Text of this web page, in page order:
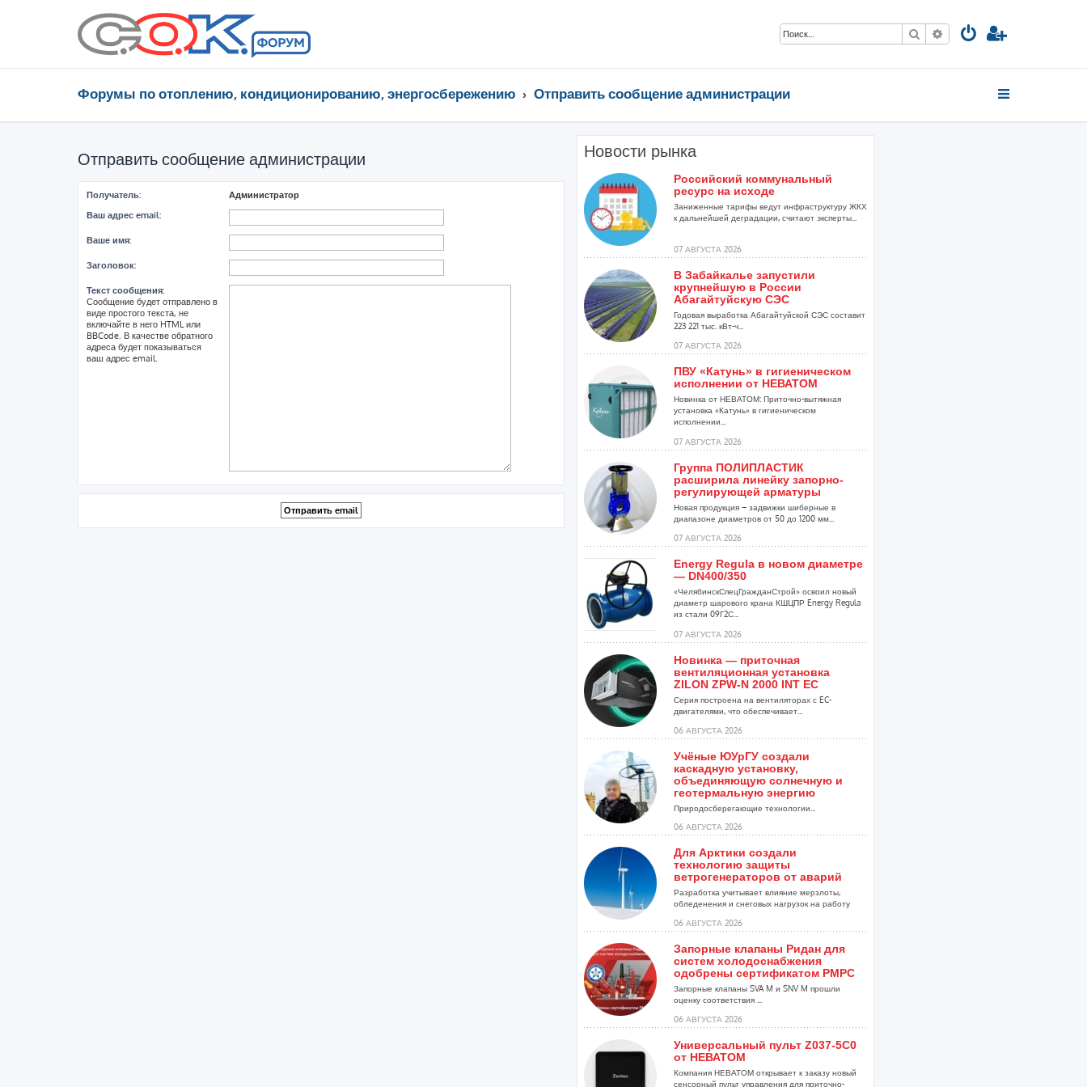
Поиск Расширенный поиск
Форумы по отоплению, кондиционированию, энергосбережению Отправить сообщение администрации
Отправить сообщение администрации
Получатель:
Администратор
Ваш адрес email:
Ваше имя:
Заголовок:
Текст сообщения:
Сообщение будет отправлено в
виде простого текста, не
включайте в него HTML или
BBCode. В качестве обратного
адреса будет показываться
ваш адрес email.
Новости рынка
Российский коммунальный
ресурс на исходе
Заниженные тарифы ведут инфраструктуру ЖКХ
к дальнейшей деградации, считают эксперты...
07 АВГУСТА 2026
В Забайкалье запустили
крупнейшую в России
Абагайтуйскую СЭС
Годовая выработка Абагайтуйской СЭС составит
223 221 тыс. кВт-ч...
07 АВГУСТА 2026
ПВУ «Катунь» в гигиеническом
исполнении от НЕВАТОМ
Новинка от НЕВАТОМ: Приточно-вытяжная
установка «Катунь» в гигиеническом
исполнении...
07 АВГУСТА 2026
Группа ПОЛИПЛАСТИК
расширила линейку запорно-
регулирующей арматуры
Новая продукция – задвижки шиберные в
диапазоне диаметров от 50 до 1200 мм...
07 АВГУСТА 2026
Energy Regula в новом диаметре
— DN400/350
«ЧелябинскСпецГражданСтрой» освоил новый
диаметр шарового крана КШЦПР Energy Regula
из стали 09Г2С...
07 АВГУСТА 2026
Новинка — приточная
вентиляционная установка
ZILON ZPW-N 2000 INT EC
Серия построена на вентиляторах с EC-
двигателями, что обеспечивает...
06 АВГУСТА 2026
Учёные ЮУрГУ создали
каскадную установку,
объединяющую солнечную и
геотермальную энергию
Природосберегающие технологии...
06 АВГУСТА 2026
Для Арктики создали
технологию защиты
ветрогенераторов от аварий
Разработка учитывает влияние мерзлоты,
обледенения и снеговых нагрузок на работу
06 АВГУСТА 2026
Запорные клапаны Ридан для
систем холодоснабжения
одобрены сертификатом РМРС
Запорные клапаны SVA M и SNV M прошли
оценку соответствия ...
06 АВГУСТА 2026
Универсальный пульт Z037-5C0
от НЕВАТОМ
Компания НЕВАТОМ открывает к заказу новый
сенсорный пульт управления для приточно-